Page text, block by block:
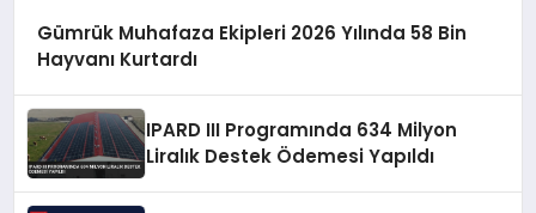
Gümrük Muhafaza Ekipleri 2026 Yılında 58 Bin
Hayvanı Kurtardı
IPARD III Programında 634 Milyon
Liralık Destek Ödemesi Yapıldı